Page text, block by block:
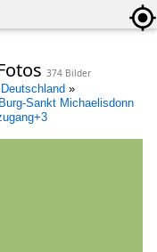
374 Bilder
Deutschland »
Burg-Sankt Michaelisdonn